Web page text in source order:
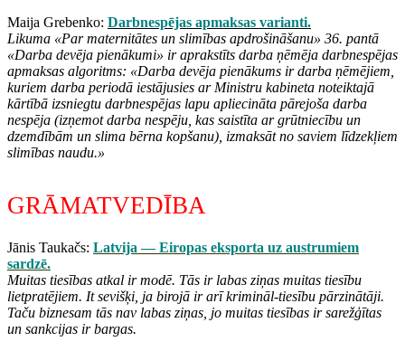
Maija Grebenko: Darbnespējas apmaksas varianti.
Likuma «Par maternitātes un slimības apdrošināšanu» 36. pantā
«Darba devēja pienākumi» ir aprakstīts darba ņēmēja darbnespējas
apmaksas algoritms: «Darba devēja pienākums ir darba ņēmējiem,
kuriem darba periodā iestājusies ar Ministru kabineta noteiktajā
kārtībā izsniegtu darbnespējas lapu apliecināta pārejoša darba
nespēja (izņemot darba nespēju, kas saistīta ar grūtniecību un
dzemdībām un slima bērna kopšanu), izmaksāt no saviem līdzekļiem
slimības naudu.»
GRĀMATVEDĪBA
Jānis Taukačs: Latvija — Eiropas eksporta uz austrumiem
sardzē.
Muitas tiesības atkal ir modē. Tās ir labas ziņas muitas tiesību
lietpratējiem. It sevišķi, ja birojā ir arī krimināl-tiesību pārzinātāji.
Taču biznesam tās nav labas ziņas, jo muitas tiesības ir sarežģītas
un sankcijas ir bargas.